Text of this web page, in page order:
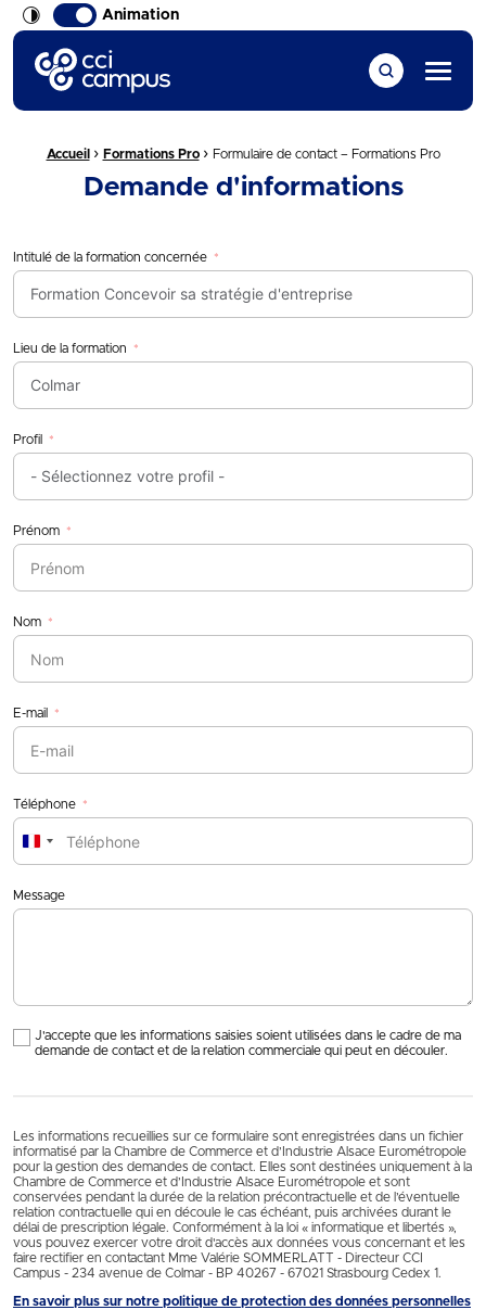
Animation
CCI Campus La formation qui vous ressemble
Menu
Fil d'Ariane :
Accueil › Formations Pro › Formulaire de contact – Formations Pro
Demande d'informations
Intitulé de la formation concernée
Lieu de la formation
Profil
Prénom
Nom
E-mail
Téléphone
France
Message
J'accepte que les informations saisies soient utilisées dans le cadre de ma
demande de contact et de la relation commerciale qui peut en découler.
Les informations recueillies sur ce formulaire sont enregistrées dans un fichier
informatisé par la Chambre de Commerce et d’Industrie Alsace Eurométropole
pour la gestion des demandes de contact. Elles sont destinées uniquement à la
Chambre de Commerce et d’Industrie Alsace Eurométropole et sont
conservées pendant la durée de la relation précontractuelle et de l’éventuelle
relation contractuelle qui en découle le cas échéant, puis archivées durant le
délai de prescription légale. Conformément à la loi « informatique et libertés »,
vous pouvez exercer votre droit d'accès aux données vous concernant et les
faire rectifier en contactant Mme Valérie SOMMERLATT - Directeur CCI
Campus - 234 avenue de Colmar - BP 40267 - 67021 Strasbourg Cedex 1.
En savoir plus sur notre politique de protection des données personnelles